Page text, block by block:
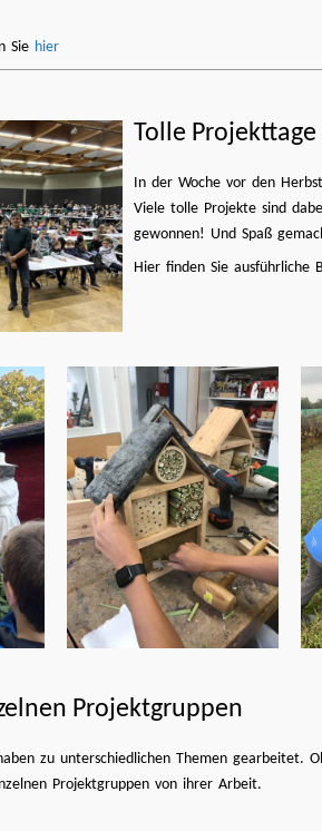
Sie hier
Tolle Projekttage
In der Woche vor den
Viele tolle Projekte sind
gewonnen! Und Spaß
Hier finden Sie ausführliche
Projektgruppen
zu unterschiedlichen Themen gearbeitet.
Projektgruppen von ihrer Arbeit.